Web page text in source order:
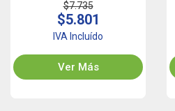
$7.735
$5.801
IVA Incluído
Ver Más